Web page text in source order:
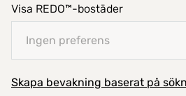
Visa REDO™-bostäder
Skapa bevakning baserat på